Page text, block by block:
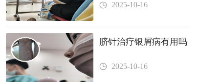
2025-10-16
脐针治疗银屑病有用吗
2025-10-16